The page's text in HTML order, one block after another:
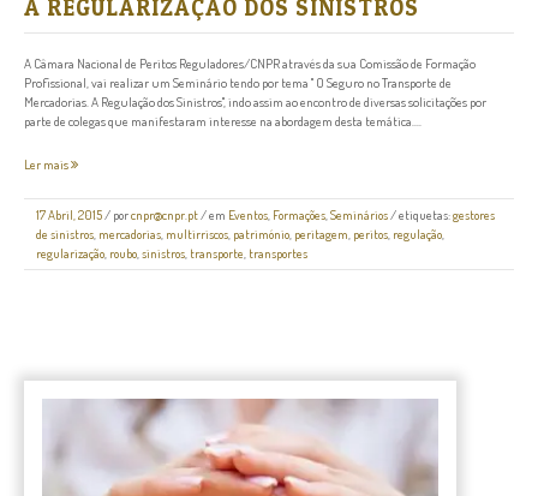
A REGULARIZAÇÃO DOS SINISTROS
A Câmara Nacional de Peritos Reguladores/CNPR através da sua Comissão de Formação
Profissional, vai realizar um Seminário tendo por tema " O Seguro no Transporte de
Mercadorias. A Regulação dos Sinistros", indo assim ao encontro de diversas solicitações por
parte de colegas que manifestaram interesse na abordagem desta temática....
Ler mais
17 Abril, 2015/ porcnpr@cnpr.pt/ em Eventos, Formações,Seminários/ etiquetas:gestores
de sinistros, mercadorias, multirriscos, património, peritagem, peritos, regulação,
regularização, roubo,sinistros, transporte, transportes